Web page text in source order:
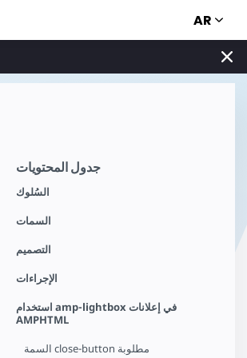
AR
جدول المحتويات
السُلوك
السمات
التصميم
الإجراءات
استخدام amp-lightbox في إعلانات
AMPHTML
السمة close-button مطلوبة